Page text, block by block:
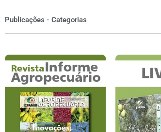
Publicações - Categorias